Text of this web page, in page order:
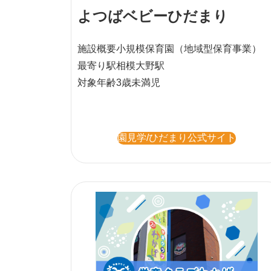
よつばベビーひだまり
施設概要小規模保育園
（地域型保育事業）
最寄り駅相模大野駅
対象年齢3歳未満児
園見学/ひだまり公式サイト